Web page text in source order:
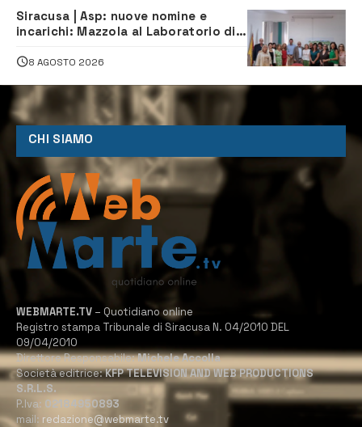
Siracusa | Asp: nuove nomine e
incarichi: Mazzola al Laboratorio di
Servizio Legale
8 AGOSTO 2026
CHI SIAMO
WEBMARTE.TV – Quotidiano online
Registro stampa Tribunale di Siracusa N. 04/2010 DEL
09/04/2010
Direttore Responsabile:Michele Accolla
Società editrice:KFP TELEVISION AND WEB PRODUCTIONS
S.R.L.S.
P.Iva: 02184950893
mail: redazione@webmarte.tv